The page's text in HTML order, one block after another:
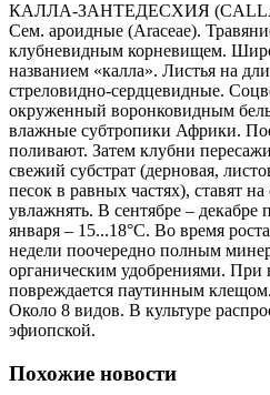
КАЛЛА-ЗАНТЕДЕСХИЯ
Сем. ароидные (Araceae).
клубневидным корневищем.
названием «калла». Листья на
стреловидно-сердцевидные.
окруженный воронковидным
влажные субтропики Африки.
поливают. Затем клубни
свежий субстрат (дерновая,
песок в равных частях), ставят
увлажнять. В сентябре – декабре
января – 15...18°C. Во время
недели поочередно полным
органическим удобрениями. При
повреждается паутинным клещом.
Около 8 видов. В культуре
эфиопской.
Похожие новости